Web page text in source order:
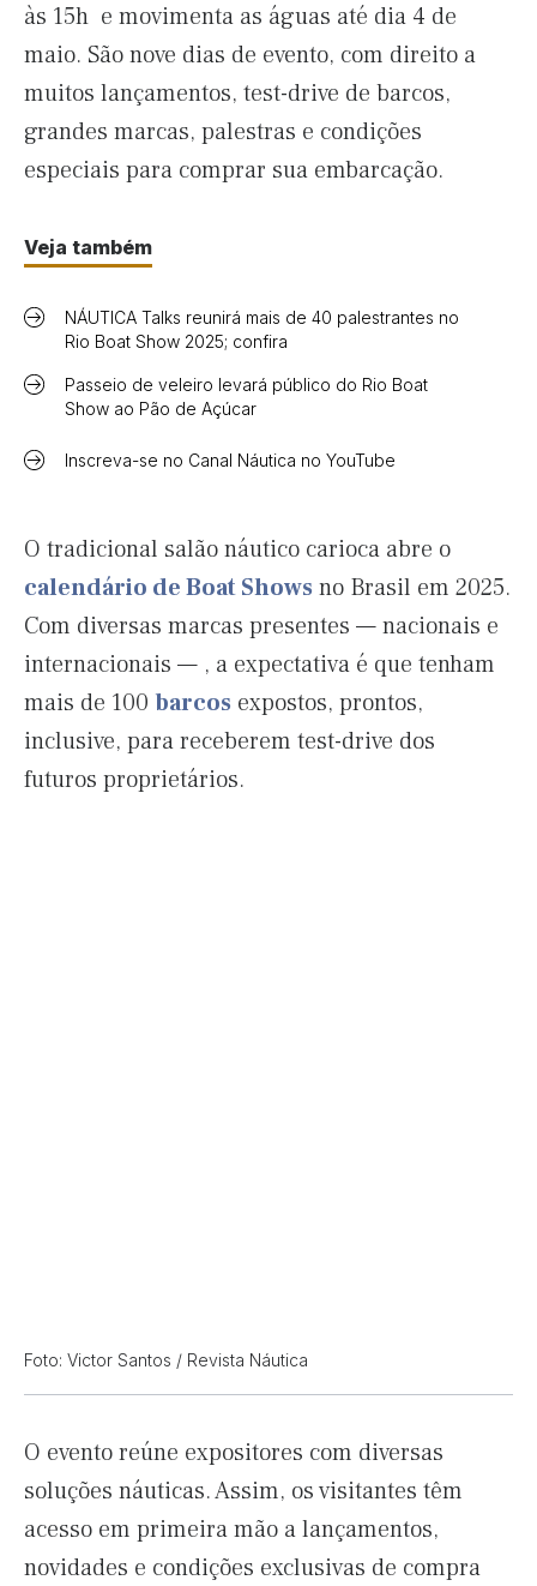
às 15h e movimenta as águas até dia 4 de
maio. São nove dias de evento, com direito a
muitos lançamentos, test-drive de barcos,
grandes marcas, palestras e condições
especiais para comprar sua embarcação.
Veja também
NÁUTICA Talks reunirá mais de 40 palestrantes no
Rio Boat Show 2025; confira
Passeio de veleiro levará público do Rio Boat
Show ao Pão de Açúcar
Inscreva-se no Canal Náutica no YouTube
O tradicional salão náutico carioca abre o
calendário de Boat Shows no Brasil em 2025.
Com diversas marcas presentes — nacionais e
internacionais — , a expectativa é que tenham
mais de 100 barcos expostos, prontos,
inclusive, para receberem test-drive dos
futuros proprietários.
Foto: Victor Santos / Revista Náutica
O evento reúne expositores com diversas
soluções náuticas. Assim, os visitantes têm
acesso em primeira mão a lançamentos,
novidades e condições exclusivas de compra